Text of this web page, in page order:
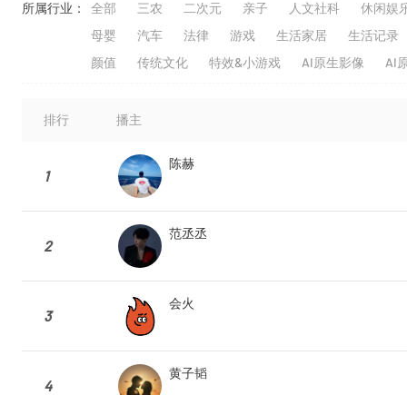
所属行业： 全部 三农 二次元 亲子 人文社科
休闲娱
母婴
汽车 法律 游戏 生活家居
生活记录
颜值
传统文化 特效&小游戏 AI原生影像 AI
排行 播主
1
陈赫
2
范丞丞
3
会火
4
黄子韬